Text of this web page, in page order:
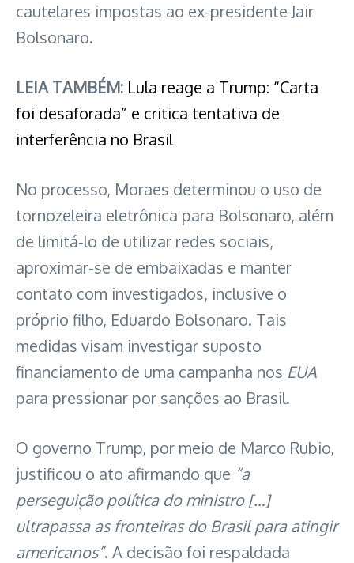
cautelares impostas ao ex-presidente Jair
Bolsonaro.
LEIA TAMBÉM: Lula reage a Trump: “Carta
foi desaforada” e critica tentativa de
interferência no Brasil
No processo, Moraes determinou o uso de
tornozeleira eletrônica para Bolsonaro, além
de limitá-lo de utilizar redes sociais,
aproximar-se de embaixadas e manter
contato com investigados, inclusive o
próprio filho, Eduardo Bolsonaro. Tais
medidas visam investigar suposto
financiamento de uma campanha nos EUA
para pressionar por sanções ao Brasil.
O governo Trump, por meio de Marco Rubio,
justificou o ato afirmando que “a
perseguição política do ministro […]
ultrapassa as fronteiras do Brasil para atingir
americanos”. A decisão foi respaldada